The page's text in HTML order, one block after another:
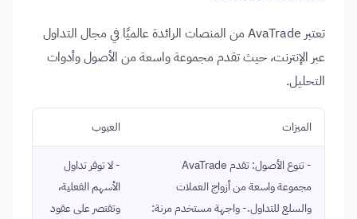
تعتبر AvaTrade من المنصات الرائدة عالميًا في مجال التداول
عبر الإنترنت، حيث تقدم مجموعة واسعة من الأصول وأدوات
التحليل.
الميزات العيوب
- تنوع الأصول: تقدم AvaTrade
مجموعة واسعة من أزواج العملات
والسلع للتداول.- واجهة مستخدم مرنة:
- لا توفر تداول
الأسهم الفعلية،
وتقتصر على عقود